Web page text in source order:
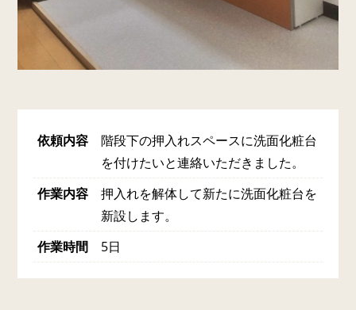
依頼内容
階段下の押入れスペースに洗面化粧台
を付けたいと連絡いただきました。
作業内容
押入れを解体して新たに洗面化粧台を
新設します。
作業時間
5日